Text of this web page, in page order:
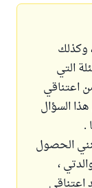
وكذلك
التي
اعتناقي
السؤال
.
الحصول
،